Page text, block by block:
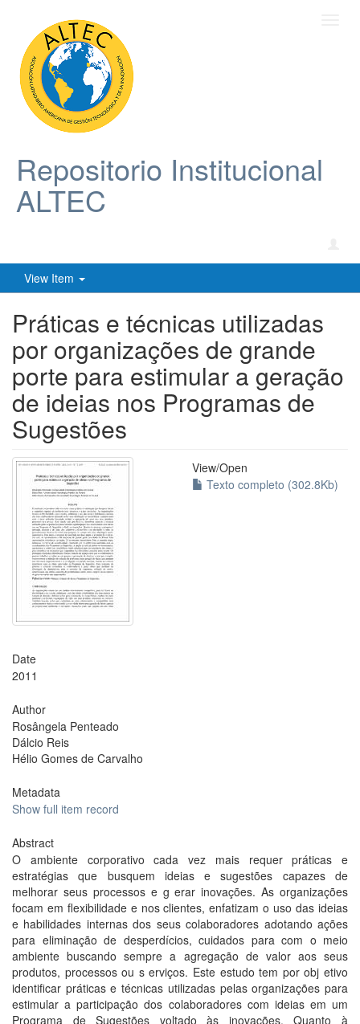
Repositorio Institucional
ALTEC
View Item
Práticas e técnicas utilizadas
por organizações de grande
porte para estimular a geração
de ideias nos Programas de
Sugestões
View/Open
Texto completo (302.8Kb)
Date
2011
Author
Rosângela Penteado
Dálcio Reis
Hélio Gomes de Carvalho
Metadata
Show full item record
Abstract
O ambiente corporativo cada vez mais requer práticas e
estratégias que busquem ideias e sugestões capazes de
melhorar seus processos e g erar inovações. As organizações
focam em flexibilidade e nos clientes, enfatizam o uso das ideias
e habilidades internas dos seus colaboradores adotando ações
para eliminação de desperdícios, cuidados para com o meio
ambiente buscando sempre a agregação de valor aos seus
produtos, processos ou s erviços. Este estudo tem por obj etivo
identificar práticas e técnicas utilizadas pelas organizações para
estimular a participação dos colaboradores com ideias em um
Programa de Sugestões voltado às inovações. Quanto à